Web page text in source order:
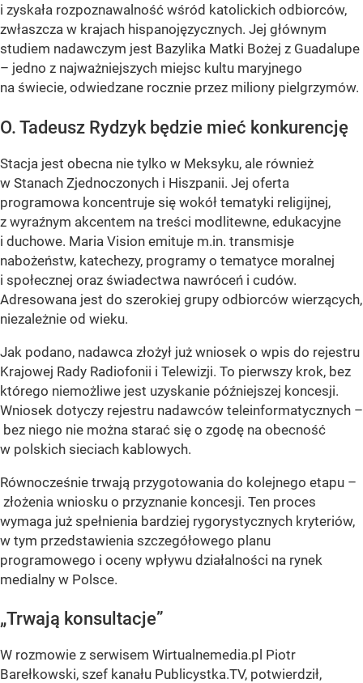
i zyskała rozpoznawalność wśród katolickich odbiorców,
zwłaszcza w krajach hispanojęzycznych. Jej głównym
studiem nadawczym jest Bazylika Matki Bożej z Guadalupe
– jedno z najważniejszych miejsc kultu maryjnego
na świecie, odwiedzane rocznie przez miliony pielgrzymów.
O. Tadeusz Rydzyk będzie mieć konkurencję
Stacja jest obecna nie tylko w Meksyku, ale również
w Stanach Zjednoczonych i Hiszpanii. Jej oferta
programowa koncentruje się wokół tematyki religijnej,
z wyraźnym akcentem na treści modlitewne, edukacyjne
i duchowe. Maria Vision emituje m.in. transmisje
nabożeństw, katechezy, programy o tematyce moralnej
i społecznej oraz świadectwa nawróceń i cudów.
Adresowana jest do szerokiej grupy odbiorców wierzących,
niezależnie od wieku.
Jak podano, nadawca złożył już wniosek o wpis do rejestru
Krajowej Rady Radiofonii i Telewizji. To pierwszy krok, bez
którego niemożliwe jest uzyskanie późniejszej koncesji.
Wniosek dotyczy rejestru nadawców teleinformatycznych –
bez niego nie można starać się o zgodę na obecność
w polskich sieciach kablowych.
Równocześnie trwają przygotowania do kolejnego etapu –
złożenia wniosku o przyznanie koncesji. Ten proces
wymaga już spełnienia bardziej rygorystycznych kryteriów,
w tym przedstawienia szczegółowego planu
programowego i oceny wpływu działalności na rynek
medialny w Polsce.
„Trwają konsultacje”
W rozmowie z serwisem Wirtualnemedia.pl Piotr
Barełkowski, szef kanału Publicystka.TV, potwierdził,